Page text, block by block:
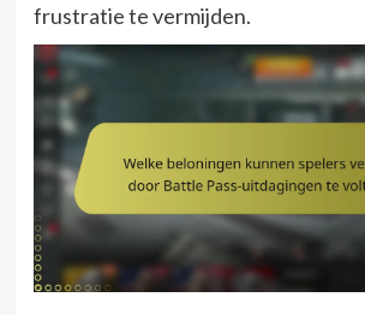
frustratie te vermijden.